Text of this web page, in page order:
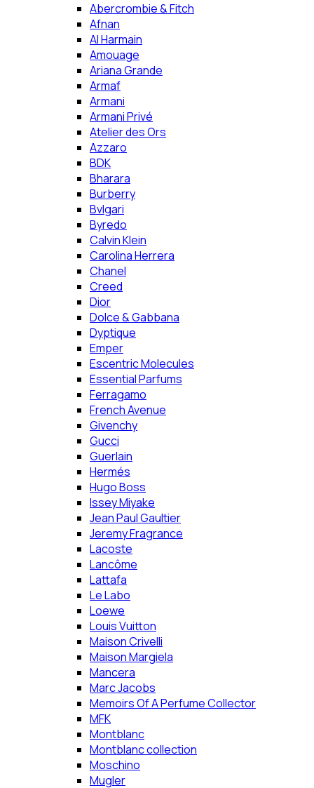
Abercrombie & Fitch
Afnan
Al Harmain
Amouage
Ariana Grande
Armaf
Armani
Armani Privé
Atelier des Ors
Azzaro
BDK
Bharara
Burberry
Bvlgari
Byredo
Calvin Klein
Carolina Herrera
Chanel
Creed
Dior
Dolce & Gabbana
Dyptique
Emper
Escentric Molecules
Essential Parfums
Ferragamo
French Avenue
Givenchy
Gucci
Guerlain
Hermés
Hugo Boss
Issey Miyake
Jean Paul Gaultier
Jeremy Fragrance
Lacoste
Lancôme
Lattafa
Le Labo
Loewe
Louis Vuitton
Maison Crivelli
Maison Margiela
Mancera
Marc Jacobs
Memoirs Of A Perfume Collector
MFK
Montblanc
Montblanc collection
Moschino
Mugler